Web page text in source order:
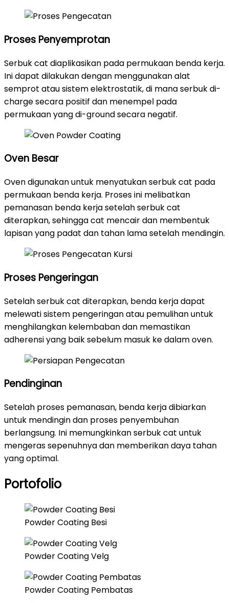
Proses Penyemprotan
Serbuk cat diaplikasikan pada permukaan benda kerja.
Ini dapat dilakukan dengan menggunakan alat
semprot atau sistem elektrostatik, di mana serbuk di-
charge secara positif dan menempel pada
permukaan yang di-ground secara negatif.
Oven Besar
Oven digunakan untuk menyatukan serbuk cat pada
permukaan benda kerja. Proses ini melibatkan
pemanasan benda kerja setelah serbuk cat
diterapkan, sehingga cat mencair dan membentuk
lapisan yang padat dan tahan lama setelah mendingin.
Proses Pengeringan
Setelah serbuk cat diterapkan, benda kerja dapat
melewati sistem pengeringan atau pemulihan untuk
menghilangkan kelembaban dan memastikan
adherensi yang baik sebelum masuk ke dalam oven.
Pendinginan
Setelah proses pemanasan, benda kerja dibiarkan
untuk mendingin dan proses penyembuhan
berlangsung. Ini memungkinkan serbuk cat untuk
mengeras sepenuhnya dan memberikan daya tahan
yang optimal.
Portofolio
Powder Coating Besi
Powder Coating Velg
Powder Coating Pembatas